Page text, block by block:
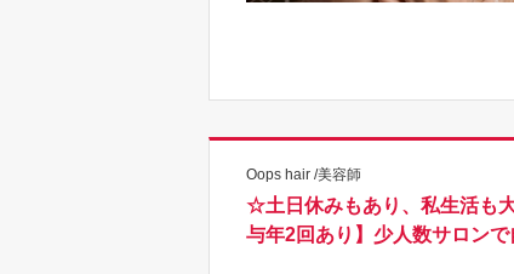
Oops hair /美容師
☆土日休みもあり、私生活も
与年2回あり】少人数サロンで